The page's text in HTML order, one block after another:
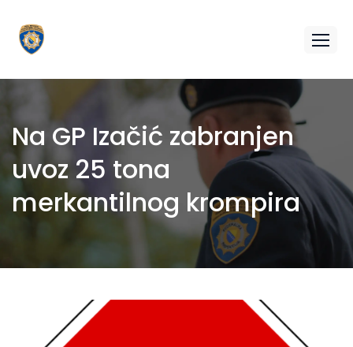
Na GP Izačić zabranjen
uvoz 25 tona
merkantilnog krompira